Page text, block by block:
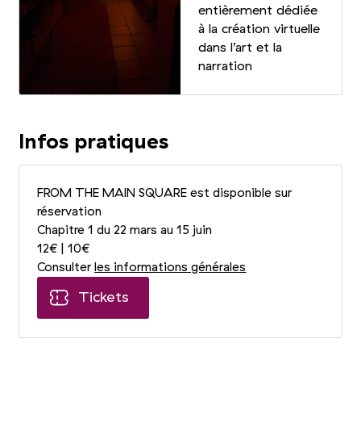
entièrement dédiée
à la création virtuelle
dans l’art et la
narration
Infos pratiques
FROM THE MAIN SQUARE est disponible sur
réservation
Chapitre 1 du 22 mars au 15 juin
12€ | 10€
Consulter les informations générales
Tickets